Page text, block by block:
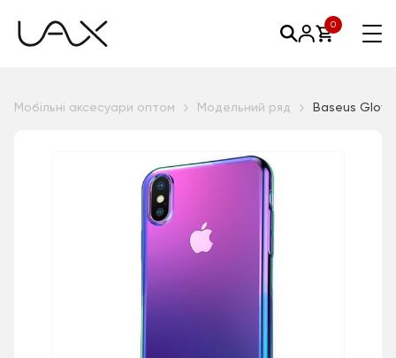
0
Мобільні аксесуари оптом Модельний ряд Baseus Glow